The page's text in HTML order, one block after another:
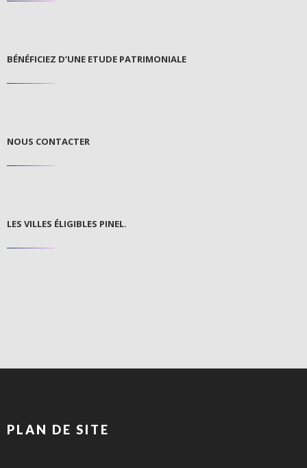
BÉNÉFICIEZ D’UNE ETUDE PATRIMONIALE
NOUS CONTACTER
LES VILLES ÉLIGIBLES PINEL.
PLAN DE SITE